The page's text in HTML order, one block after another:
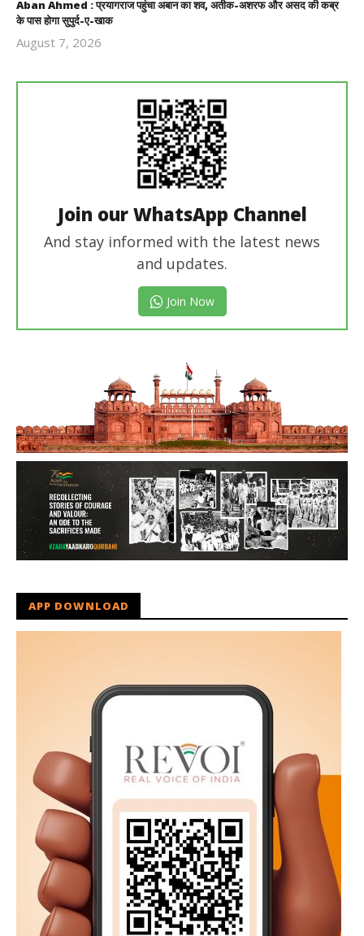
Aban Ahmed : प्रयागराज पहुंचा अबान का शव, अतीक-अशरफ और असद की कब्र
के पास होगा सुपुर्द-ए-खाक
August 7, 2026
Join our WhatsApp Channel
And stay informed with the latest news
and updates.
Join Now
APP DOWNLOAD